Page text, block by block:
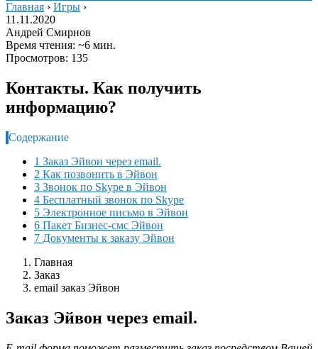
Главная › Игры ›
11.11.2020
Андрей Смирнов
Время чтения: ~6 мин.
Просмотров: 135
Контакты. Как получить
информацию?
Содержание
1 Заказ Эйвон через email.
2 Как позвонить в Эйвон
3 Звонок по Skype в Эйвон
4 Бесплатный звонок по Skype
5 Электронное письмо в Эйвон
6 Пакет Бизнес-смс Эйвон
7 Документы к заказу Эйвон
Главная
Заказ
email заказ Эйвон
Заказ Эйвон через email.